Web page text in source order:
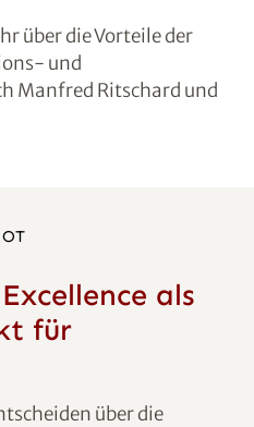
über die Vorteile der
und
Manfred Ritschard und
als
für
über die